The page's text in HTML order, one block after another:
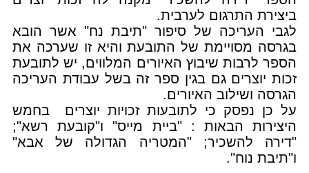
ביצירת התרגום לערבית.
לגבי העריכה של סיפור "תיבת נח" אשר הובא
בגרסה מסויימת של התובעת והיא זו שערכה את
הספר לרבות שיבוץ האיורים המלווים, יש לתובעת
זכות יוצרים גם בגין ספר זה בשל עבודת העריכה
הגרסה ושילוב האיורים.
על כן נפסק כי לתובעות זכויות יוצרים בחמש
היצירות הבאות : "ביית מייס" ו"קובעת רשא";
"דירה להשכיר; "המטריה הגדולה של אבא"
ו"תיבת נוח".